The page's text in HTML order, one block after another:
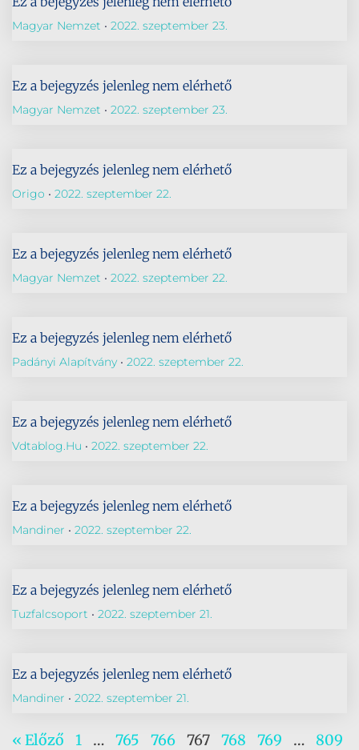
Magyar Nemzet 2022. szeptember 23.
Ez a bejegyzés jelenleg nem elérhető
Magyar Nemzet 2022. szeptember 23.
Ez a bejegyzés jelenleg nem elérhető
Origo 2022. szeptember 22.
Ez a bejegyzés jelenleg nem elérhető
Magyar Nemzet 2022. szeptember 22.
Ez a bejegyzés jelenleg nem elérhető
Padányi Alapítvány 2022. szeptember 22.
Ez a bejegyzés jelenleg nem elérhető
Vdtablog.hu 2022. szeptember 22.
Ez a bejegyzés jelenleg nem elérhető
Mandiner 2022. szeptember 22.
Ez a bejegyzés jelenleg nem elérhető
Tuzfalcsoport 2022. szeptember 21.
Ez a bejegyzés jelenleg nem elérhető
Mandiner 2022. szeptember 21.
« Előző 1 … 765 766 767 768 769 …
809